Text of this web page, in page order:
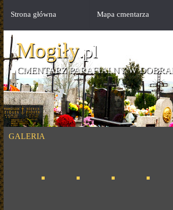
Mogiły.pl
CMENTARZ PARAFIALNY W
Strona główna Mapa cmentarza
GALERIA